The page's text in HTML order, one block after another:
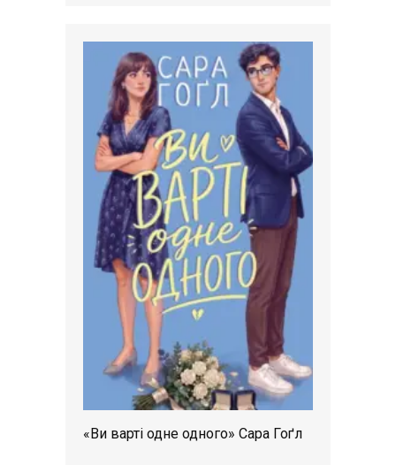
«Ви варті одне одного» Сара Гоґл